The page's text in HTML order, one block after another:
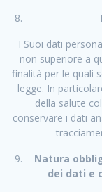
I Suoi dati
non superiore a
finalità per le quali
legge. In
della salute
conservare i dati
Natura
dei dati e